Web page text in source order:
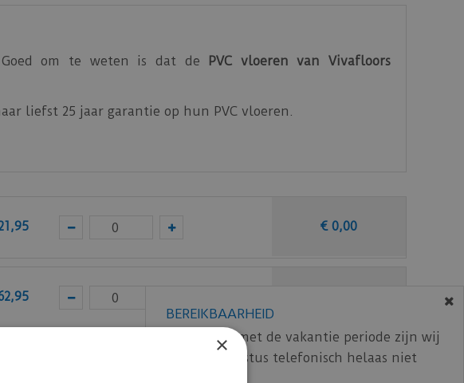
om te weten is dat de PVC vloeren van Vivafloors
liefst 25 jaar garantie op hun PVC vloeren.
,95 € 0,00
,95
€ 0 , 00
BEREIKBAARHEID
In verband met de vakantie periode zijn wij
t/m 14 augustus telefonisch helaas niet
×